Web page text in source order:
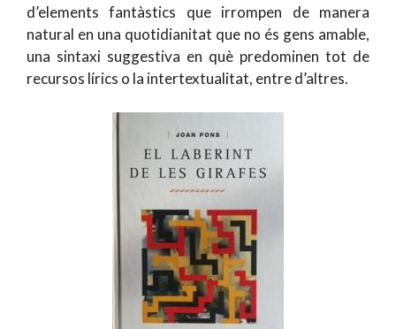
d’elements fantàstics que irrompen de manera
natural en una quotidianitat que no és gens amable,
una sintaxi suggestiva en què predominen tot de
recursos lírics o la intertextualitat, entre d’altres.